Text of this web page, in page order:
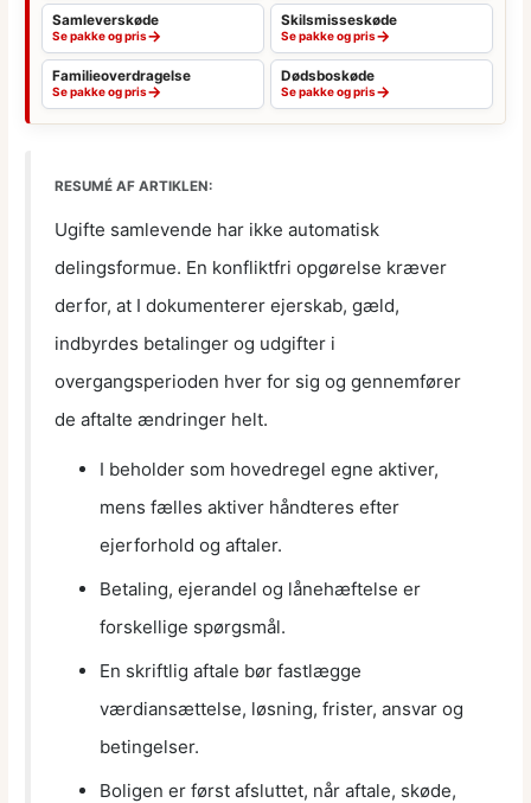
Samleverskøde
Se pakke og pris→
Skilsmisseskøde
Se pakke og pris→
Familieoverdragelse
Se pakke og pris→
Dødsboskøde
Se pakke og pris→
RESUMÉ AF ARTIKLEN:
Ugifte samlevende har ikke automatisk
delingsformue. En konfliktfri opgørelse kræver
derfor, at I dokumenterer ejerskab, gæld,
indbyrdes betalinger og udgifter i
overgangsperioden hver for sig og gennemfører
de aftalte ændringer helt.
I beholder som hovedregel egne aktiver,
mens fælles aktiver håndteres efter
ejerforhold og aftaler.
Betaling, ejerandel og lånehæftelse er
forskellige spørgsmål.
En skriftlig aftale bør fastlægge
værdiansættelse, løsning, frister, ansvar og
betingelser.
Boligen er først afsluttet, når aftale, skøde,